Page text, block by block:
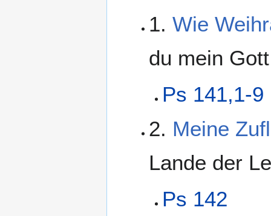
1. Wie
du mein
Ps 141,1-9
2. Meine
Lande der
Ps 142